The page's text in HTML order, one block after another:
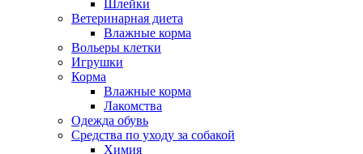
Шлейки
Ветеринарная диета
Влажные корма
Вольеры клетки
Игрушки
Корма
Влажные корма
Лакомства
Одежда обувь
Средства по уходу за собакой
Химия